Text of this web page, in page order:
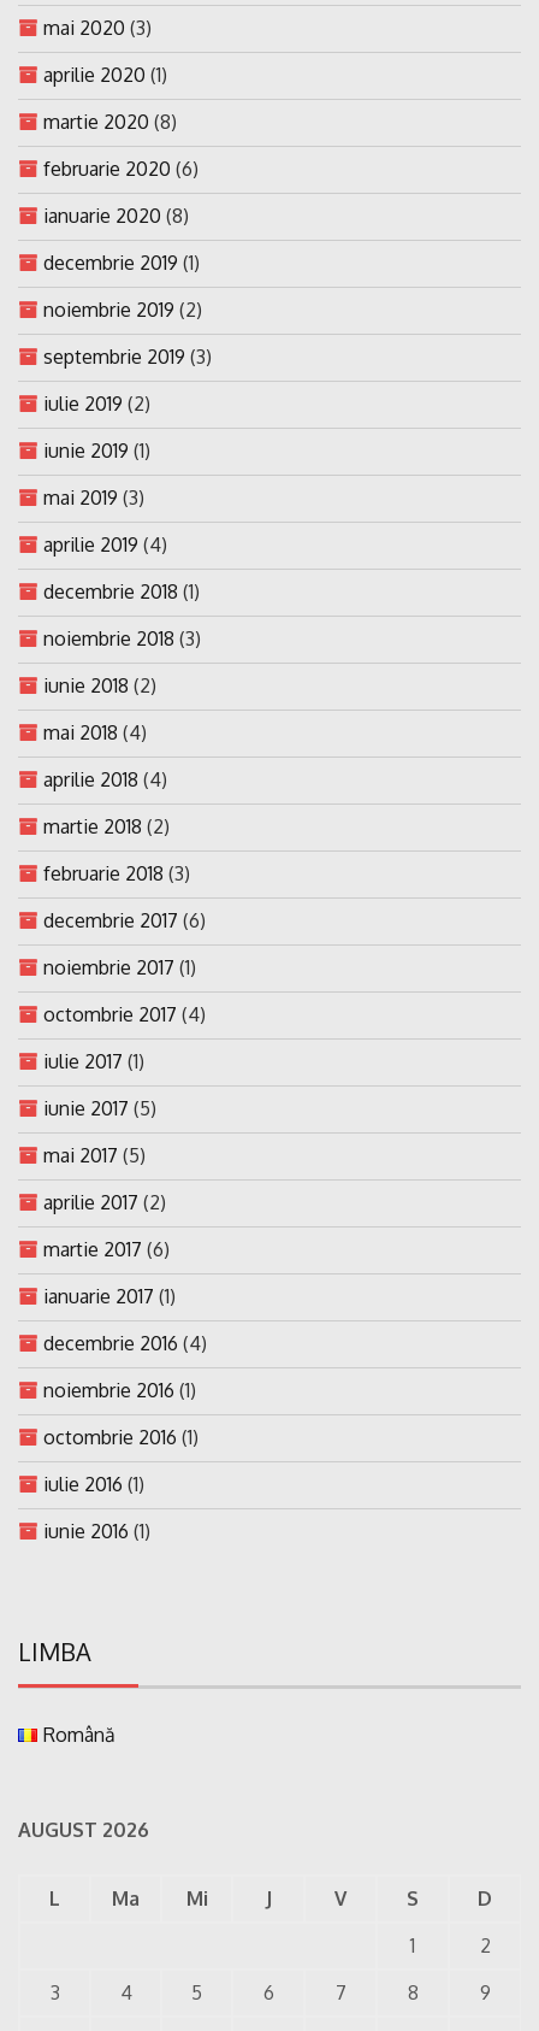
mai 2020 (3)
aprilie 2020 (1)
martie 2020 (8)
februarie 2020 (6)
ianuarie 2020 (8)
decembrie 2019 (1)
noiembrie 2019 (2)
septembrie 2019 (3)
iulie 2019 (2)
iunie 2019 (1)
mai 2019 (3)
aprilie 2019 (4)
decembrie 2018 (1)
noiembrie 2018 (3)
iunie 2018 (2)
mai 2018 (4)
aprilie 2018 (4)
martie 2018 (2)
februarie 2018 (3)
decembrie 2017 (6)
noiembrie 2017 (1)
octombrie 2017 (4)
iulie 2017 (1)
iunie 2017 (5)
mai 2017 (5)
aprilie 2017 (2)
martie 2017 (6)
ianuarie 2017 (1)
decembrie 2016 (4)
noiembrie 2016 (1)
octombrie 2016 (1)
iulie 2016 (1)
iunie 2016 (1)
LIMBA
Română
AUGUST 2026
L Ma Mi J V S
D
1
2
3
4 5 6 7 8
9